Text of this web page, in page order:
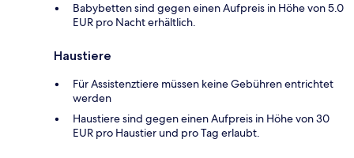
Babybetten sind gegen einen Aufpreis in Höhe von 5.0
EUR pro Nacht erhältlich.
Haustiere
Für Assistenztiere müssen keine Gebühren entrichtet
werden
Haustiere sind gegen einen Aufpreis in Höhe von 30
EUR pro Haustier und pro Tag erlaubt.